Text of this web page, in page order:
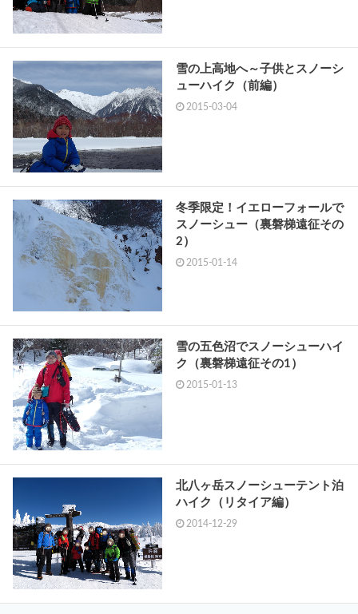
雪の上高地へ～子供とスノーシ
ューハイク（前編）
2015-03-04
冬季限定！イエローフォールで
スノーシュー（裏磐梯遠征その
2）
2015-01-14
雪の五色沼でスノーシューハイ
ク（裏磐梯遠征その1）
2015-01-13
北八ヶ岳スノーシューテント泊
ハイク（リタイア編）
2014-12-29